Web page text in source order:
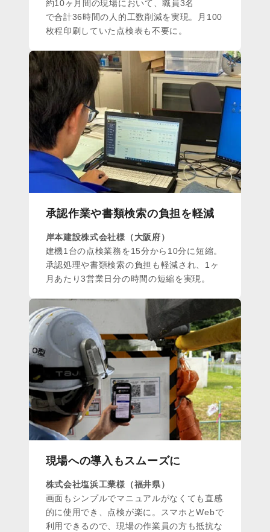
約10ヶ月間の現場において、職員3名
で合計36時間の人的工数削減を実現。月100
枚程印刷していた点検表も不要に。
承認作業や書類検索の負担を軽減
岸本建設株式会社様（大阪府）
建機1台の点検業務を15分から10分に短縮。
承認処理や書類検索の負担も軽減され、1ヶ
月あたり3営業日分の時間の短縮を実現。
現場への導入もスムーズに
株式会社塩浜工業様（福井県）
画面もシンプルでマニュアルがなくても直感
的に使用でき、点検が楽に。スマホとWebで
利用できるので、現場の作業員の方も抵抗な